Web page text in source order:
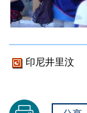
印尼井里汶